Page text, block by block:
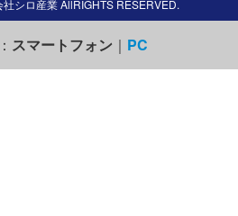
シロ産業 AllRIGHTS RESERVED.
スマートフォン｜ PC